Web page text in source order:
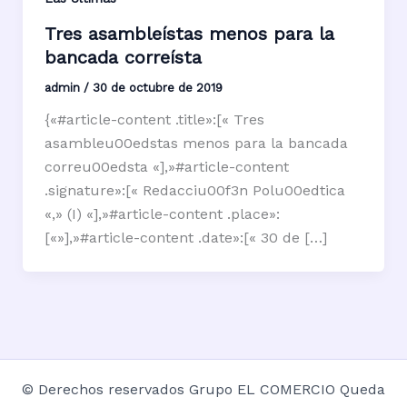
Tres asambleístas menos para la
bancada correísta
admin / 30 de octubre de 2019
{«#article-content .title»:[« Tres
asambleu00edstas menos para la bancada
correu00edsta «],»#article-content
.signature»:[« Redacciu00f3n Polu00edtica
«,» (I) «],»#article-content .place»:
[«»],»#article-content .date»:[« 30 de […]
© Derechos reservados Grupo EL COMERCIO Queda